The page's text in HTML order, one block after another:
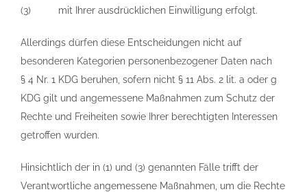
(3) mit Ihrer ausdrücklichen Einwilligung erfolgt.
Allerdings dürfen diese Entscheidungen nicht auf
besonderen Kategorien personenbezogener Daten nach
§ 4 Nr. 1 KDG beruhen, sofern nicht § 11 Abs. 2 lit. a oder g
KDG gilt und angemessene Maßnahmen zum Schutz der
Rechte und Freiheiten sowie Ihrer berechtigten Interessen
getroffen wurden.
Hinsichtlich der in (1) und (3) genannten Fälle trifft der
Verantwortliche angemessene Maßnahmen, um die Rechte